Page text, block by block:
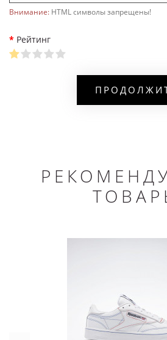
Внимание: HTML символы запрещены!
Рейтинг